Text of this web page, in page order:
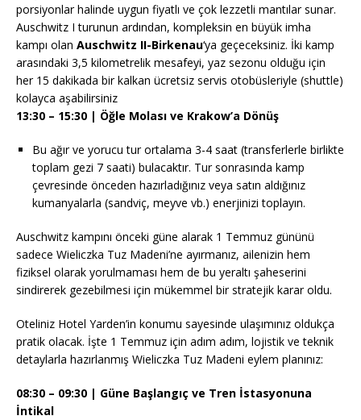
porsiyonlar halinde uygun fiyatlı ve çok lezzetli mantılar sunar.
Auschwitz I turunun ardından, kompleksin en büyük imha
kampı olan Auschwitz II-Birkenau‘ya geçeceksiniz. İki kamp
arasındaki 3,5 kilometrelik mesafeyi, yaz sezonu olduğu için
her 15 dakikada bir kalkan ücretsiz servis otobüsleriyle (shuttle)
kolayca aşabilirsiniz
13:30 – 15:30 | Öğle Molası ve Krakow’a Dönüş
Bu ağır ve yorucu tur ortalama 3-4 saat (transferlerle birlikte
toplam gezi 7 saati) bulacaktır. Tur sonrasında kamp
çevresinde önceden hazırladığınız veya satın aldığınız
kumanyalarla (sandviç, meyve vb.) enerjinizi toplayın.
Auschwitz kampını önceki güne alarak 1 Temmuz gününü
sadece Wieliczka Tuz Madeni’ne ayırmanız, ailenizin hem
fiziksel olarak yorulmaması hem de bu yeraltı şaheserini
sindirerek gezebilmesi için mükemmel bir stratejik karar oldu.
Oteliniz Hotel Yarden’in konumu sayesinde ulaşımınız oldukça
pratik olacak. İşte 1 Temmuz için adım adım, lojistik ve teknik
detaylarla hazırlanmış Wieliczka Tuz Madeni eylem planınız:
08:30 – 09:30 | Güne Başlangıç ve Tren İstasyonuna
İntikal